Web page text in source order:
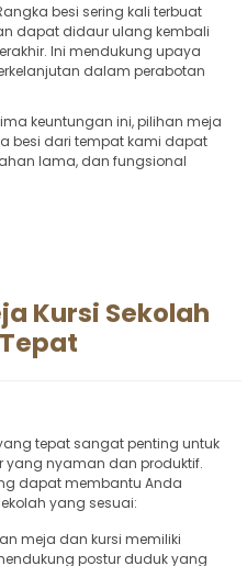
besi sering kali terbuat
dapat didaur ulang kembali
Ini mendukung upaya
dalam perabotan
keuntungan ini, pilihan meja
besi dari tempat kami dapat
lama, dan fungsional
Kursi Sekolah
tepat sangat penting untuk
nyaman dan produktif.
dapat membantu Anda
yang sesuai:
meja dan kursi memiliki
postur duduk yang